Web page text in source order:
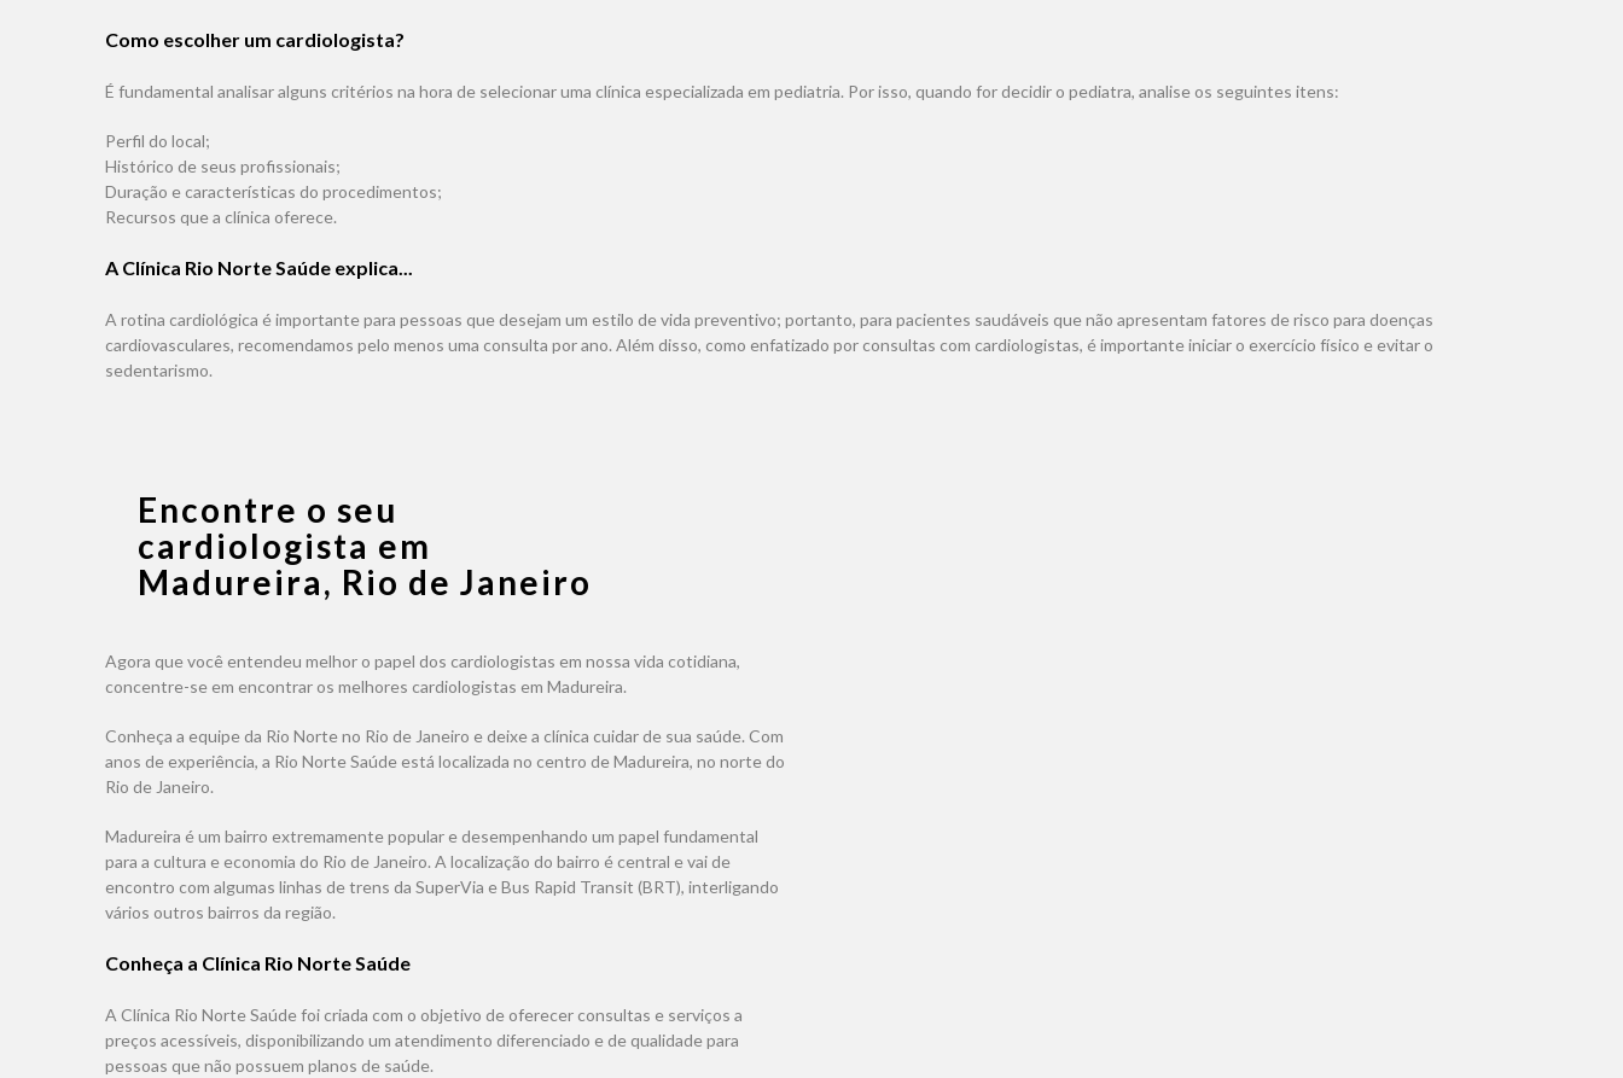
Como escolher um cardiologista?
É fundamental analisar alguns critérios na hora de selecionar uma clínica especializada em pediatria. Por isso, quando for decidir o pediatra, analise os seguintes itens:
Perfil do local;
Histórico de seus profissionais;
Duração e características do procedimentos;
Recursos que a clínica oferece.
A Clínica Rio Norte Saúde explica...
A rotina cardiológica é importante para pessoas que desejam um estilo de vida preventivo; portanto, para pacientes saudáveis ​​que não apresentam fatores de risco para doenças
cardiovasculares, recomendamos pelo menos uma consulta por ano. Além disso, como enfatizado por consultas com cardiologistas, é importante iniciar o exercício físico e evitar o
sedentarismo.
Encontre o seu
cardiologista em
Madureira, Rio de Janeiro
Agora que você entendeu melhor o papel dos cardiologistas em nossa vida cotidiana,
concentre-se em encontrar os melhores cardiologistas em Madureira.
Conheça a equipe da Rio Norte no Rio de Janeiro e deixe a clínica cuidar de sua saúde. Com
anos de experiência, a Rio Norte Saúde está localizada no centro de Madureira, no norte do
Rio de Janeiro.
Madureira é um bairro extremamente popular e desempenhando um papel fundamental
para a cultura e economia do Rio de Janeiro. A localização do bairro é central e vai de
encontro com algumas linhas de trens da SuperVia e Bus Rapid Transit (BRT), interligando
vários outros bairros da região.
Conheça a Clínica Rio Norte Saúde
A Clínica Rio Norte Saúde foi criada com o objetivo de oferecer consultas e serviços a
preços acessíveis, disponibilizando um atendimento diferenciado e de qualidade para
pessoas que não possuem planos de saúde.